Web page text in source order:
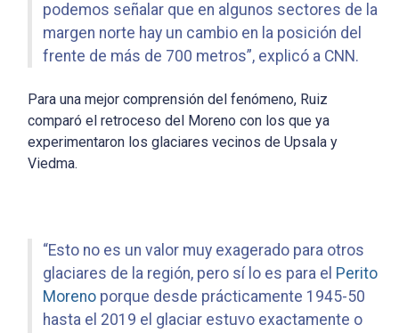
podemos señalar que en algunos sectores de la
margen norte hay un cambio en la posición del
frente de más de 700 metros”, explicó a CNN.
Para una mejor comprensión del fenómeno, Ruiz
comparó el retroceso del Moreno con los que ya
experimentaron los glaciares vecinos de Upsala y
Viedma.
“Esto no es un valor muy exagerado para otros
glaciares de la región, pero sí lo es para el Perito
Moreno porque desde prácticamente 1945-50
hasta el 2019 el glaciar estuvo exactamente o